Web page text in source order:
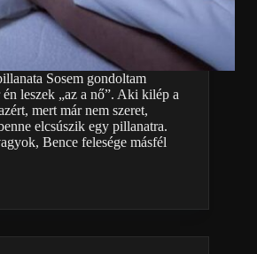
Sosem gondoltam
leszek „az a nő”. Aki kilép a
mert már nem szeret,
elcsúszik egy pillanatra.
Bence felesége másfél